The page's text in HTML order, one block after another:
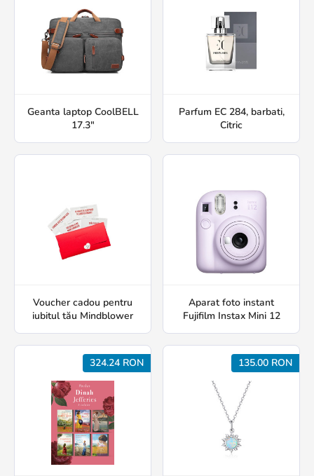
Geanta laptop CoolBELL
17.3"
Parfum EC 284, barbati,
Citric
Voucher cadou pentru
iubitul tău Mindblower
Aparat foto instant
Fujifilm Instax Mini 12
324.24 RON 135.00 RON